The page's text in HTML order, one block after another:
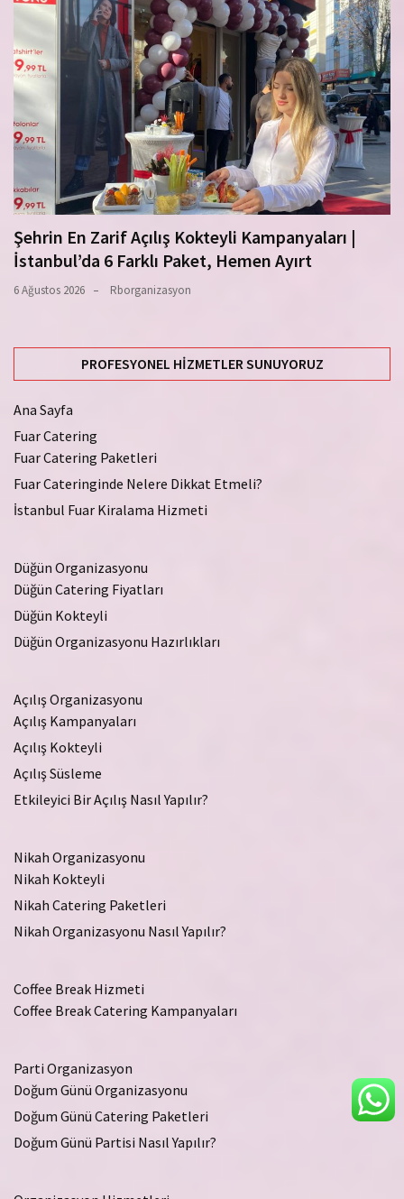
Şehrin En Zarif Açılış Kokteyli Kampanyaları |
İstanbul’da 6 Farklı Paket, Hemen Ayırt
6 Ağustos 2026 Rborganizasyon
PROFESYONEL HIZMETLER SUNUYORUZ
Ana Sayfa
Fuar Catering
Fuar Catering Paketleri
Fuar Cateringinde Nelere Dikkat Etmeli?
İstanbul Fuar Kiralama Hizmeti
Düğün Organizasyonu
Düğün Catering Fiyatları
Düğün Kokteyli
Düğün Organizasyonu Hazırlıkları
Açılış Organizasyonu
Açılış Kampanyaları
Açılış Kokteyli
Açılış Süsleme
Etkileyici Bir Açılış Nasıl Yapılır?
Nikah Organizasyonu
Nikah Kokteyli
Nikah Catering Paketleri
Nikah Organizasyonu Nasıl Yapılır?
Coffee Break Hizmeti
Coffee Break Catering Kampanyaları
Parti Organizasyon
Doğum Günü Organizasyonu
Doğum Günü Catering Paketleri
Doğum Günü Partisi Nasıl Yapılır?